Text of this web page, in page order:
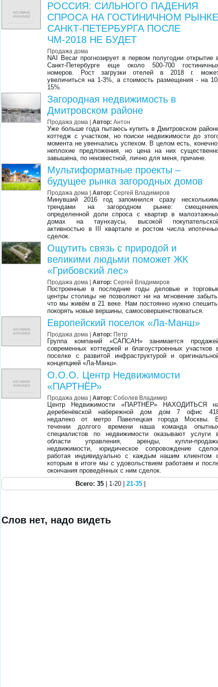
РОССИЯ: СИЛЬНОГО ПАДЕНИЯ
СПРОСА НА ГОСТИНИЧНОМ
САНКТ-ПЕТЕРБУРГА ПОСЛЕ
ЧМ-2018 НЕ БУДЕТ
Продажа дома
NAI Becar прогнозирует в первом полугодии открытие
Санкт-Петербурге еще около 500-700
номеров. Рост загрузки отелей в 2018 г.
увеличиться на 1-3%, а стоимость размещения - на
15%.
Загородная недвижимость в
Дмитровском районе
Продажа дома |Автор: Антон
Уже больше года пытаюсь купить в Дмитровском
коттедж с участком, но поиски недвижимости до
момента не увенчались успехом. В целом есть,
неплохие предложения, но цена на них
завышена, по неизвестной, лично для меня, причине.
Мультиформатные проекты –
будущее рынка загородных домов
Продажа дома |Автор: Сергей Владимиров
Минувший 2016 год запомнился сразу
трендами на загородном рынке:
определенной доли спроса с квартир в
домах на таунхаусы, высокой
активностью в III квартале и ростом числа
сделок.
Ощутить связь с природой и
великими людьми поможет ЖК
«Грибовский лес»
Продажа дома |Автор: Сергей Владимиров
Построенные в последние годы деловые и
центры столицы не позволяют ни на мгновение
что мы живём в 21 веке. Нам постоянно нужно
покорять новые вершины, самосовершенствоваться.
Европейский поселок «Ла-Манш»
Продажа дома |Автор: Петр
Группа компаний «САПСАН» занимается
современных коттеджей и благоустроенных участков
поселке с развитой инфраструктурой и
концепцией «Ла-Манш».
О.О.О. Центр Недвижимости
«ПАРТНЁР»
Продажа дома |Автор: Соболев Владимир
Центр Недвижимости «ПАРТНЁР» НАХОДИТЬСЯ
деребенёвской набережной дом дом 7 офис
недалеко от метро Павелецкая города Москвы.
течении долгого времени наша команда
специалистов по недвижимости оказывают услуги
области управления, аренды, купли-
недвижимости, юридическое сопровождение
работая индивидуально с каждым нашим клиентом
которым в итоге мы с удовольствием работаем и
окончания проведённых с ним сделок.
Всего: 35 | 1-20 | 21-35
Слов нет, надо видеть